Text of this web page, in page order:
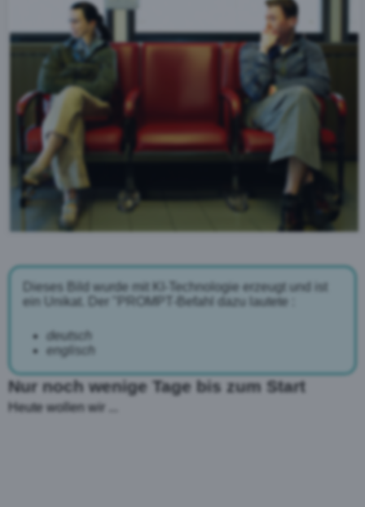
Dieses Bild wurde mit KI-Technologie erzeugt und ist
ein Unikat. Der "PROMPT-Befahl dazu lautete :
deutsch
englisch
Nur noch wenige Tage bis zum Start
Heute wollen wir ...